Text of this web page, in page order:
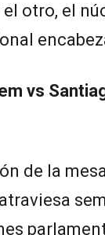
el otro, el
vs
de la